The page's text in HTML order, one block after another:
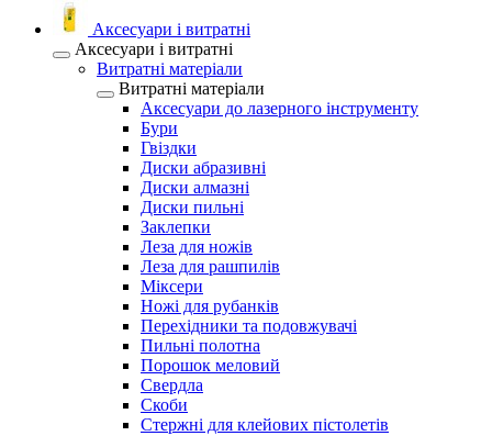
Аксесуари і витратні
Аксесуари і витратні
Витратні матеріали
Витратні матеріали
Аксесуари до лазерного інструменту
Бури
Гвіздки
Диски абразивні
Диски алмазні
Диски пильні
Заклепки
Леза для ножів
Леза для рашпилів
Міксери
Ножі для рубанків
Перехідники та подовжувачі
Пильні полотна
Порошок меловий
Свердла
Скоби
Стержні для клейових пістолетів